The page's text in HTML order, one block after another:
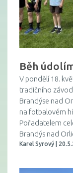
Běh
V pondělí 18.
tradičního
Brandýse nad
na fotbalovém
Pořadatelem
Brandýs nad
Karel Syrový |